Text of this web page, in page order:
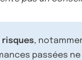
risques,
passées